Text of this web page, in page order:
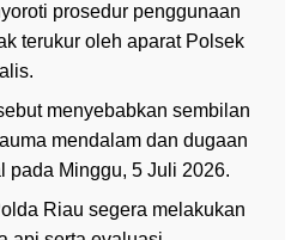
prosedur penggunaan
terukur oleh aparat Polsek
menyebabkan sembilan
mendalam dan dugaan
pada Minggu, 5 Juli 2026.
Riau segera melakukan